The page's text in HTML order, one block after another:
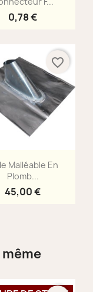
0,78 €
rapide
Malléable En
Plomb...
45,00 €
favorite_border